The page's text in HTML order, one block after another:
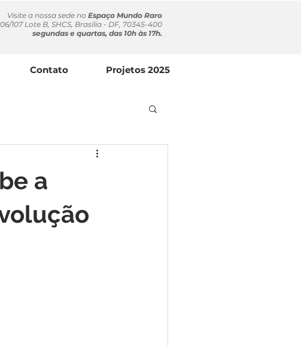
Visite a nossa sede no Espaço Mundo Raro
107 Lote B, SHCS, Brasília - DF, 70345-400
segundas e quartas, das 10h às 17h.
Contato Projetos 2025
a